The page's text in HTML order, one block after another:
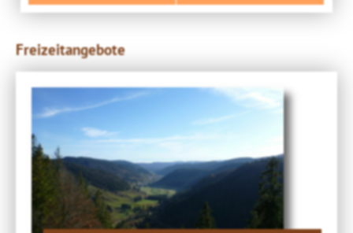
Freizeitangebote